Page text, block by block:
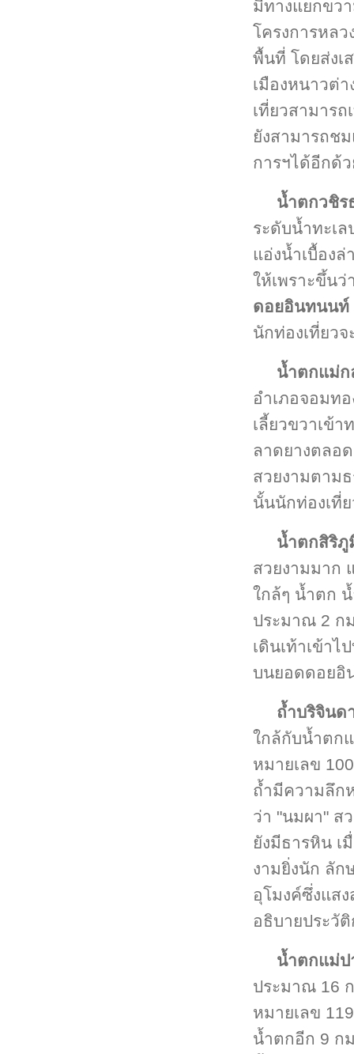
มีทางแยกขว
โครงการหลว
พื้นที่ โดยส่งเ
เมืองหนาวต่
เที่ยวสามาร
ยังสามารถช
การฯได้อีกด้
น้ำตกวชิร
ระดับน้ำทะเ
แอ่งน้ำเบื้อง
ให้เพราะขึ้นว่
ดอยอินทนนท์
นักท่องเที่ยวจ
น้ำตกแม่ก
อำเภอจอมท
เลี้ยวขวาเข้า
ลาดยางตลอ
สวยงามตาม
นั้นนักท่องเที่
น้ำตกสิริภู
สวยงามมาก
ใกล้ๆ น้ำตก
ประมาณ 2 ก
เดินเท้าเข้าไ
บนยอดดอยอิ
ถ้ำบริจินด
ใกล้กับน้ำตก
หมายเลข
ถ้ำมีความลึก
ว่า "นมผา" ส
ยังมีธารหิน เ
งามยิ่งนัก ลัก
อุโมงค์ซึ่งแส
อธิบายประวั
น้ำตกแม่ป
ประมาณ 16
หมายเลข
น้ำตกอีก 9 ก